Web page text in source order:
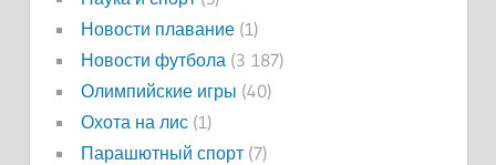
Новости плавание(1)
Новости футбола (3 187)
Олимпийские игры (40)
Охота на лис(1)
Парашютный спорт(7)